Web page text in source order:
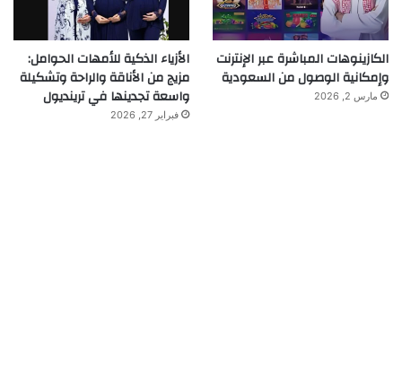
الكازينوهات المباشرة عبر الإنترنت
وإمكانية الوصول من السعودية
مارس 2, 2026
الأزياء الذكية للأمهات الحوامل:
مزيج من الأناقة والراحة وتشكيلة
واسعة تجدينها في ترينديول
فبراير 27, 2026